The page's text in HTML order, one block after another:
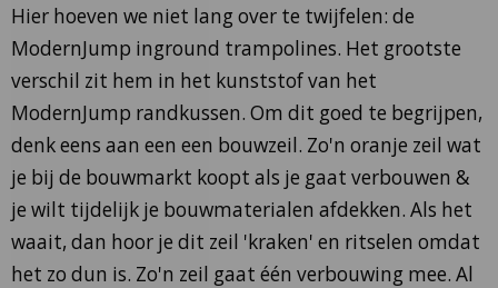
Hier hoeven we niet lang over te twijfelen: de
ModernJump inground trampolines. Het grootste
verschil zit hem in het kunststof van het
ModernJump randkussen. Om dit goed te begrijpen,
denk eens aan een een bouwzeil. Zo'n oranje zeil wat
je bij de bouwmarkt koopt als je gaat verbouwen &
je wilt tijdelijk je bouwmaterialen afdekken. Als het
waait, dan hoor je dit zeil 'kraken' en ritselen omdat
het zo dun is. Zo'n zeil gaat één verbouwing mee. Al